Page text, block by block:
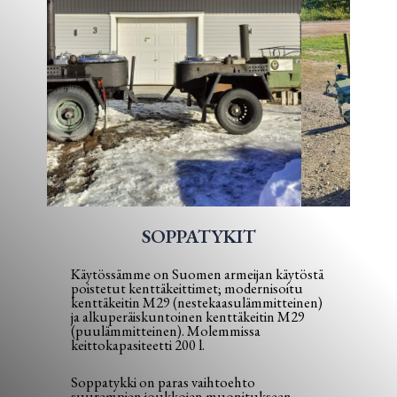
SOPPATYKIT
Käytössämme on Suomen armeijan käytöstä
poistetut kenttäkeittimet; modernisoitu
kenttäkeitin M29 (nestekaasulämmitteinen)
ja alkuperäiskuntoinen kenttäkeitin M29
(puulämmitteinen). Molemmissa
keittokapasiteetti 200 l.
Soppatykki on paras vaihtoehto